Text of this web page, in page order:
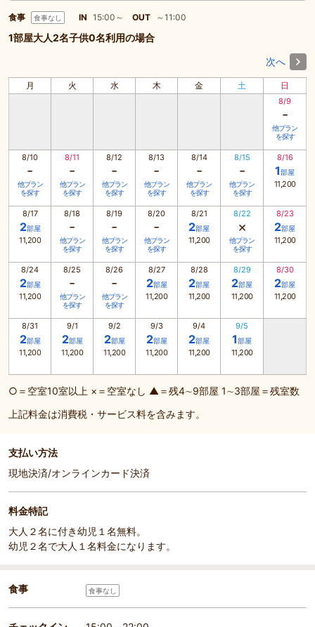
食事 食事なし IN 15:00～ OUT ～11:00
1部屋大人2名子供0名利用の場合
次へ
月 火 水 木 金 土 日
8/9
-
他プラン
を探す
8/10
-
他プラン
を探す
8/11
-
他プラン
を探す
8/12
-
他プラン
を探す
8/13
-
他プラン
を探す
8/14
-
他プラン
を探す
8/15
-
他プラン
を探す
8/16
1部屋
11,200
8/17
2部屋
11,200
8/18
-
他プラン
を探す
8/19
-
他プラン
を探す
8/20
-
他プラン
を探す
8/21
2部屋
11,200
8/22
×
他プラン
を探す
8/23
2部屋
11,200
8/24
2部屋
11,200
8/25
-
他プラン
を探す
8/26
-
他プラン
を探す
8/27
2部屋
11,200
8/28
2部屋
11,200
8/29
2部屋
11,200
8/30
2部屋
11,200
8/31
2部屋
11,200
9/1
2部屋
11,200
9/2
2部屋
11,200
9/3
2部屋
11,200
9/4
2部屋
11,200
9/5
1部屋
11,200
○＝空室10室以上 ×＝空室なし ▲＝残4∼9部屋 1∼3部屋＝残室数
上記料金は消費税・サービス料を含みます。
支払い方法
現地決済/オンラインカード決済
料金特記
大人２名に付き幼児１名無料。
幼児２名で大人１名料金になります。
食事 食事なし